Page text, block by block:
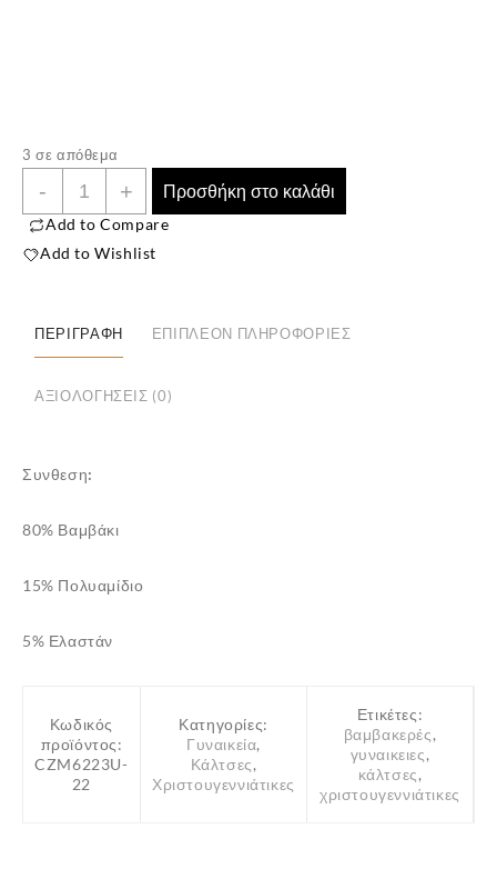
3 σε απόθεμα
-
Unisex
Βαμβακερές
Χριστουγεννιάτικες
+
Προσθήκη στο καλάθι
Add to Compare
Add to Wishlist
ΠΕΡΙΓΡΑΦΉ ΕΠΙΠΛΈΟΝ ΠΛΗΡΟΦΟΡΊΕΣ
ΑΞΙΟΛΟΓΉΣΕΙΣ (0)
Συνθεση:
80% Βαμβάκι
15% Πολυαμίδιο
5% Ελαστάν
Κωδικός
προϊόντος:
CZM6223U-
22
Κατηγορίες:
Γυναικεία,
Κάλτσες,
Χριστουγεννιάτικες
Ετικέτες:
βαμβακερές,
γυναικειες,
κάλτσες,
χριστουγεννιάτικες